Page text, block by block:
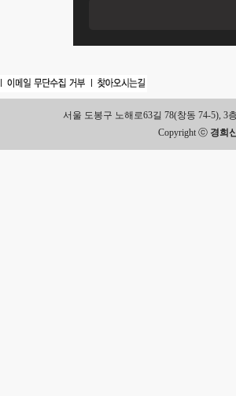
서울 도봉구 노해로63길 78(창동 74-5), 3
Copyright ⓒ 경희